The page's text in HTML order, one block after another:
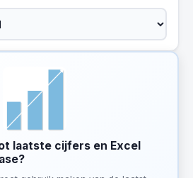
laatste cijfers en Excel